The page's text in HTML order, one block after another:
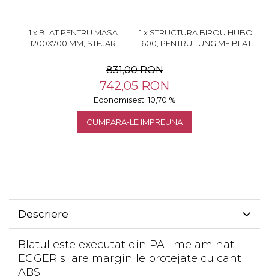
1 x BLAT PENTRU MASA
1200X700 MM, STEJAR
1 x STRUCTURA BIROU HUBO
600, PENTRU LUNGIME BLAT
831,00 RON
742,05 RON
Economisesti 10,70 %
CUMPARA-LE IMPREUNA
Descriere
Blatul este executat din PAL melaminat
EGGER si are marginile protejate cu cant
ABS.